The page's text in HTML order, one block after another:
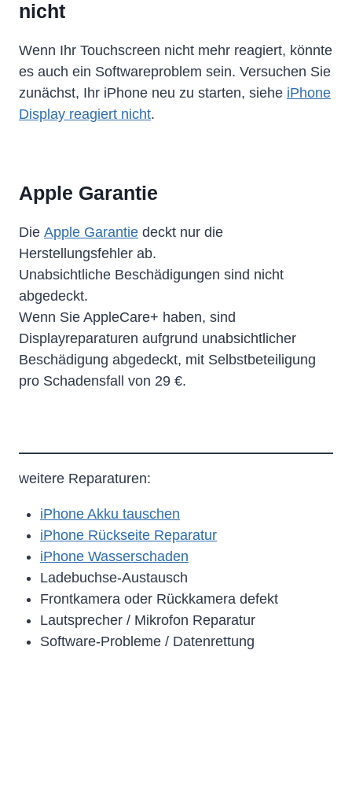
nicht
Wenn Ihr Touchscreen nicht mehr reagiert, könnte
es auch ein Softwareproblem sein. Versuchen Sie
zunächst, Ihr iPhone neu zu starten, siehe iPhone
Display reagiert nicht.
Apple Garantie
Die Apple Garantie deckt nur die
Herstellungsfehler ab.
Unabsichtliche Beschädigungen sind nicht
abgedeckt.
Wenn Sie AppleCare+ haben, sind
Displayreparaturen aufgrund unabsichtlicher
Beschädigung abgedeckt, mit Selbstbeteiligung
pro Schadensfall von 29 €.
weitere Reparaturen:
iPhone Akku tauschen
iPhone Rückseite Reparatur
iPhone Wasserschaden
Ladebuchse-Austausch
Frontkamera oder Rückkamera defekt
Lautsprecher / Mikrofon Reparatur
Software-Probleme / Datenrettung